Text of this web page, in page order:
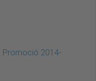
Promoció 2014-